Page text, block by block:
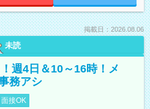
掲載日：2026.08.06
未読
週4日＆10～16時！メ
務アシ
接OK